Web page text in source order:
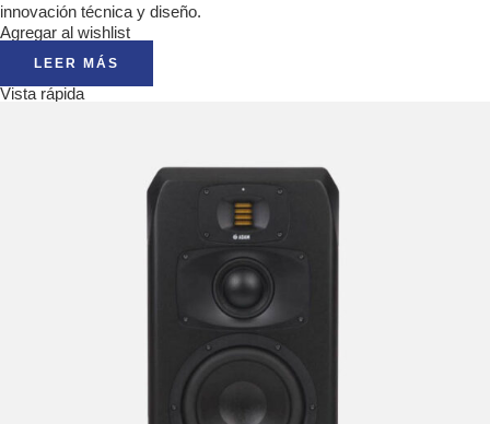
innovación técnica y diseño.
Agregar al wishlist
LEER MÁS
Vista rápida